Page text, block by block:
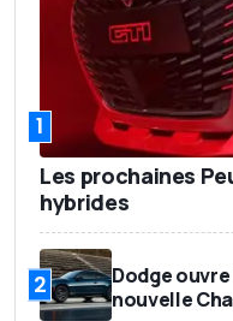
1
Les prochaines
hybrides
2
Dodge
nouvelle